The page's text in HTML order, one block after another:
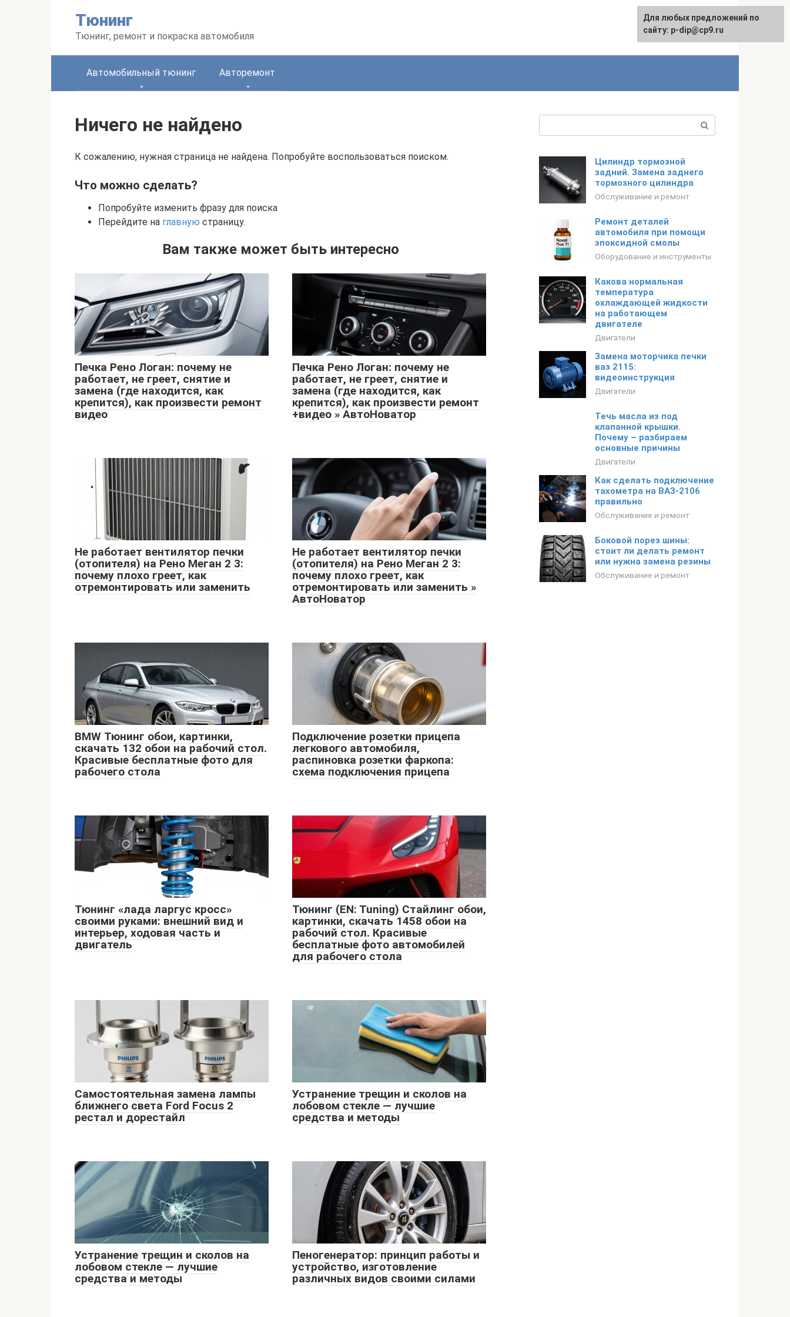
Тюнинг
Тюнинг, ремонт и покраска автомобиля
Автомобильный тюнинг Авторемонт
Ничего не найдено
К сожалению, нужная страница не найдена. Попробуйте воспользоваться поиском.
Что можно сделать?
Попробуйте изменить фразу для поиска
Перейдите на главную страницу.
Вам также может быть интересно
Печка Рено Логан: почему не
работает, не греет, снятие и
замена (где находится, как
крепится), как произвести ремонт
видео
Печка Рено Логан: почему не
работает, не греет, снятие и
замена (где находится, как
крепится), как произвести ремонт
+видео » АвтоНоватор
Не работает вентилятор печки
(отопителя) на Рено Меган 2 3:
почему плохо греет, как
отремонтировать или заменить
Не работает вентилятор печки
(отопителя) на Рено Меган 2 3:
почему плохо греет, как
отремонтировать или заменить »
АвтоНоватор
BMW Тюнинг обои, картинки,
скачать 132 обои на рабочий стол.
Красивые бесплатные фото для
рабочего стола
Подключение розетки прицепа
легкового автомобиля,
распиновка розетки фаркопа:
схема подключения прицепа
Тюнинг «лада ларгус кросс»
своими руками: внешний вид и
интерьер, ходовая часть и
двигатель
Тюнинг (EN: Tuning) Стайлинг обои,
картинки, скачать 1458 обои на
рабочий стол. Красивые
бесплатные фото автомобилей
для рабочего стола
Самостоятельная замена лампы
ближнего света Ford Focus 2
рестал и дорестайл
Устранение трещин и сколов на
лобовом стекле — лучшие
средства и методы
Устранение трещин и сколов на
лобовом стекле — лучшие
средства и методы
Пеногенератор: принцип работы и
устройство, изготовление
различных видов своими силами
Цилиндр тормозной
задний. Замена заднего
тормозного цилиндра
Обслуживание и ремонт
Ремонт деталей
автомобиля при помощи
эпоксидной смолы
Оборудование и инструменты
Какова нормальная
температура
охлаждающей жидкости
на работающем
двигателе
Двигатели
Замена моторчика печки
ваз 2115:
видеоинструкция
Двигатели
Течь масла из под
клапанной крышки.
Почему – разбираем
основные причины
Двигатели
Как сделать подключение
тахометра на ВАЗ-2106
правильно
Обслуживание и ремонт
Боковой порез шины:
стоит ли делать ремонт
или нужна замена резины
Обслуживание и ремонт
Для любых предложений по
сайту: p-dip@cp9.ru